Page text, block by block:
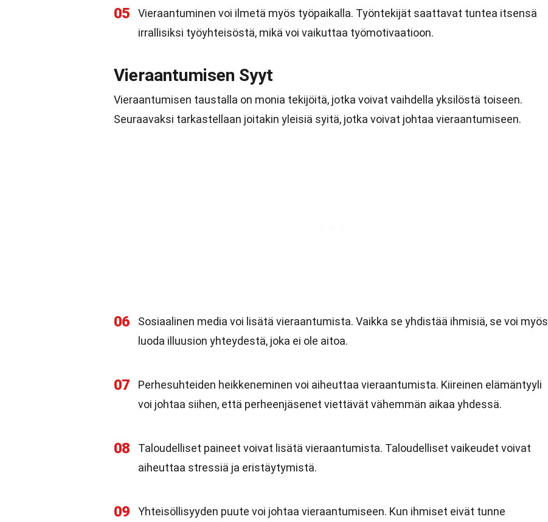
05
Vieraantuminen voi ilmetä myös työpaikalla. Työntekijät saattavat tuntea itsensä
irrallisiksi työyhteisöstä, mikä voi vaikuttaa työmotivaatioon.
Vieraantumisen Syyt
Vieraantumisen taustalla on monia tekijöitä, jotka voivat vaihdella yksilöstä toiseen.
Seuraavaksi tarkastellaan joitakin yleisiä syitä, jotka voivat johtaa vieraantumiseen.
06
Sosiaalinen media voi lisätä vieraantumista. Vaikka se yhdistää ihmisiä, se voi myös
luoda illuusion yhteydestä, joka ei ole aitoa.
07
Perhesuhteiden heikkeneminen voi aiheuttaa vieraantumista. Kiireinen elämäntyyli
voi johtaa siihen, että perheenjäsenet viettävät vähemmän aikaa yhdessä.
08
Taloudelliset paineet voivat lisätä vieraantumista. Taloudelliset vaikeudet voivat
aiheuttaa stressiä ja eristäytymistä.
09 Yhteisöllisyyden puute voi johtaa vieraantumiseen. Kun ihmiset eivät tunne